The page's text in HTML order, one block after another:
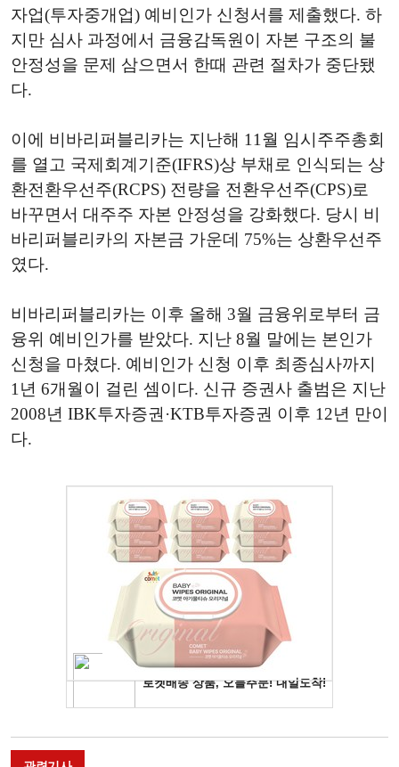
자업(투자중개업) 예비인가 신청서를 제출했다. 하
지만 심사 과정에서 금융감독원이 자본 구조의 불
안정성을 문제 삼으면서 한때 관련 절차가 중단됐
다.
이에 비바리퍼블리카는 지난해 11월 임시주주총회
를 열고 국제회계기준(IFRS)상 부채로 인식되는 상
환전환우선주(RCPS) 전량을 전환우선주(CPS)로
바꾸면서 대주주 자본 안정성을 강화했다. 당시 비
바리퍼블리카의 자본금 가운데 75%는 상환우선주
였다.
비바리퍼블리카는 이후 올해 3월 금융위로부터 금
융위 예비인가를 받았다. 지난 8월 말에는 본인가
신청을 마쳤다. 예비인가 신청 이후 최종심사까지
1년 6개월이 걸린 셈이다. 신규 증권사 출범은 지난
2008년 IBK투자증권·KTB투자증권 이후 12년 만이
다.